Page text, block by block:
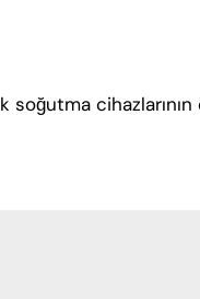
cihazlarının